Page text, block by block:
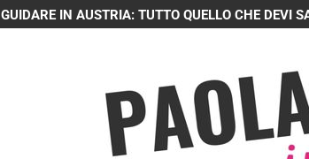
GUIDARE IN AUSTRIA: TUTTO QUELLO CHE DEVI